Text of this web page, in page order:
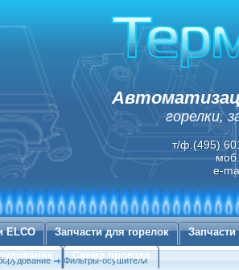
горелки,
т/ф.(495)
e-
ELCO Запчасти для горелок
Схема проезда
Фильтры-осушители